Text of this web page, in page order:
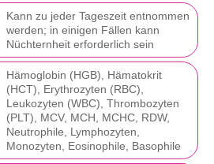
Kann zu jeder Tageszeit entnommen
werden; in einigen Fällen kann
Nüchternheit erforderlich sein
Hämoglobin (HGB), Hämatokrit
(HCT), Erythrozyten (RBC),
Leukozyten (WBC), Thrombozyten
(PLT), MCV, MCH, MCHC, RDW,
Neutrophile, Lymphozyten,
Monozyten, Eosinophile, Basophile